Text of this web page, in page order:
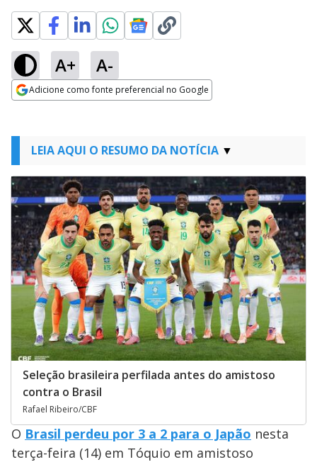
A+ A-
Adicione como fonte preferencial no Google
LEIA AQUI O RESUMO DA NOTÍCIA
Seleção brasileira perfilada antes do amistoso
contra o Brasil
Rafael Ribeiro/CBF
O Brasil perdeu por 3 a 2 para o Japão nesta
terça-feira (14) em Tóquio em amistoso